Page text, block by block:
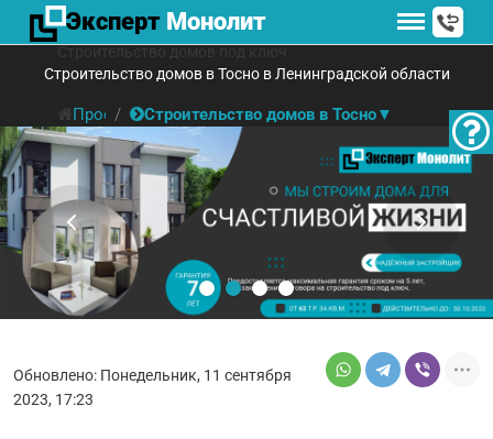
Эксперт Монолит
Строительство домов под ключ
Строительство домов в Тосно в Ленинградской области
Проектирование и строительство домов под ключ
Строительство домов в Тосно▼
Обновлено: Понедельник, 11 сентября
2023, 17:23